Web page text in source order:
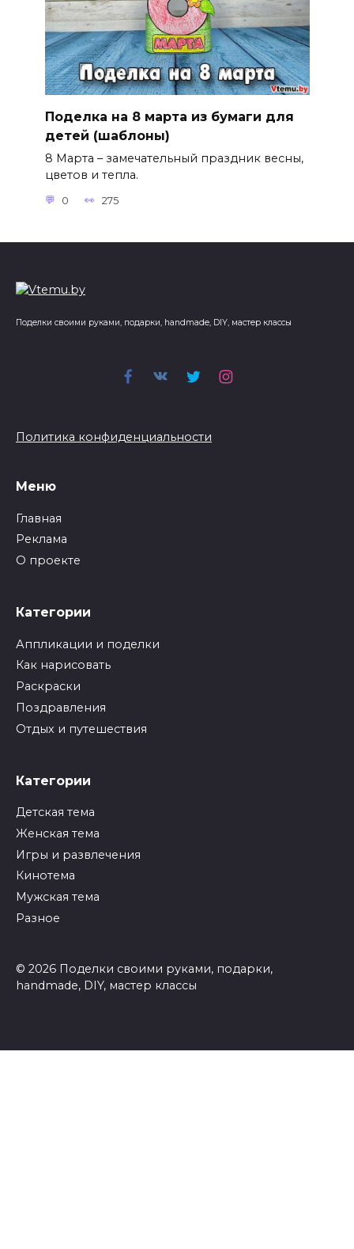
Поделка на 8 марта из бумаги для
детей (шаблоны)
8 Марта – замечательный праздник весны,
цветов и тепла.
0 275
Поделки своими руками, подарки, handmade, DIY, мастер классы
Политика конфиденциальности
Меню
Главная
Реклама
О проекте
Категории
Аппликации и поделки
Как нарисовать
Раскраски
Поздравления
Отдых и путешествия
Категории
Детская тема
Женская тема
Игры и развлечения
Кинотема
Мужская тема
Разное
© 2026 Поделки своими руками, подарки,
handmade, DIY, мастер классы